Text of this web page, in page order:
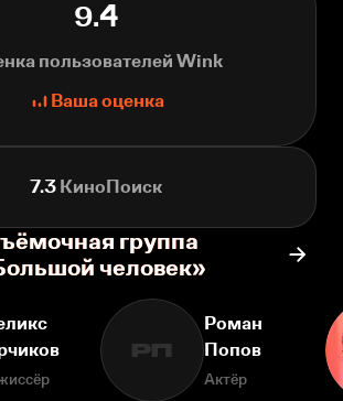
9.4
пользователей Wink
Ваша оценка
7.3 КиноПоиск
группа
человек»
РП
Роман
Попов
Актёр